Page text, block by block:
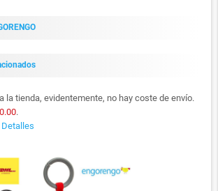
la tienda, evidentemente, no hay coste de envío.
.
Detalles